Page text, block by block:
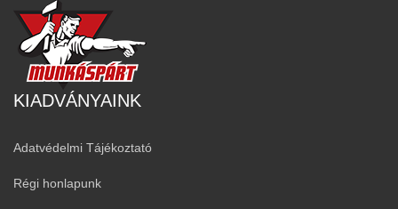
KIADVÁNYAINK
Adatvédelmi Tájékoztató
Régi honlapunk